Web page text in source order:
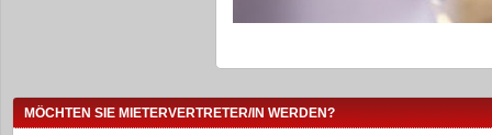
MÖCHTEN SIE MIETERVERTRETER/IN WERDEN?